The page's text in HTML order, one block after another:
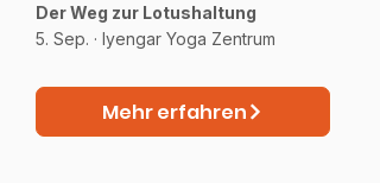
Der Weg zur Lotushaltung
5. Sep. · Iyengar Yoga Zentrum
Mehr erfahren